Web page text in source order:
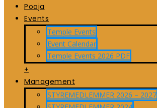
Pooja
Events
Temple Events
Event Calendar
Temple Events 2026 PDF
+
Management
STYREMEDLEMMER 2026 – 2027